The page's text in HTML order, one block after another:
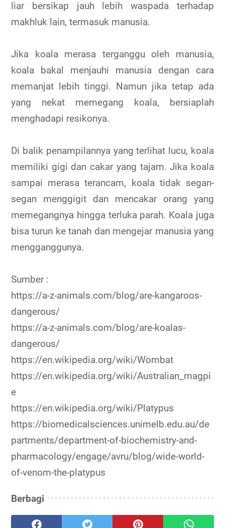
liar bersikap jauh lebih waspada terhadap
makhluk lain, termasuk manusia.
Jika koala merasa terganggu oleh manusia,
koala bakal menjauhi manusia dengan cara
memanjat lebih tinggi. Namun jika tetap ada
yang nekat memegang koala, bersiaplah
menghadapi resikonya.
Di balik penampilannya yang terlihat lucu, koala
memiliki gigi dan cakar yang tajam. Jika koala
sampai merasa terancam, koala tidak segan-
segan menggigit dan mencakar orang yang
memegangnya hingga terluka parah. Koala juga
bisa turun ke tanah dan mengejar manusia yang
mengganggunya.
Sumber :
https://a-z-animals.com/blog/are-kangaroos-
dangerous/
https://a-z-animals.com/blog/are-koalas-
dangerous/
https://en.wikipedia.org/wiki/Wombat
https://en.wikipedia.org/wiki/Australian_magpi
e
https://en.wikipedia.org/wiki/Platypus
https://biomedicalsciences.unimelb.edu.au/de
partments/department-of-biochemistry-and-
pharmacology/engage/avru/blog/wide-world-
of-venom-the-platypus
Berbagi